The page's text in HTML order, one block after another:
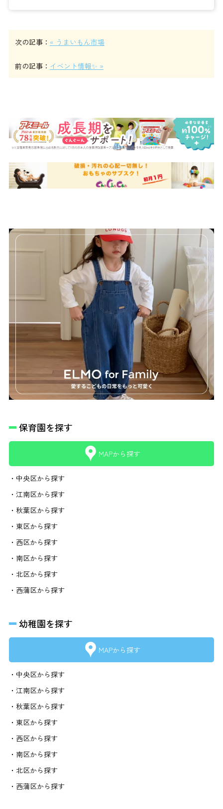
次の記事： « うまいもん市場
前の記事： イベント情報✨ »
保育園を探す
MAPから探す
・中央区から探す
・江南区から探す
・秋葉区から探す
・東区から探す
・西区から探す
・南区から探す
・北区から探す
・西蒲区から探す
幼稚園を探す
MAPから探す
・中央区から探す
・江南区から探す
・秋葉区から探す
・東区から探す
・西区から探す
・南区から探す
・北区から探す
・西蒲区から探す